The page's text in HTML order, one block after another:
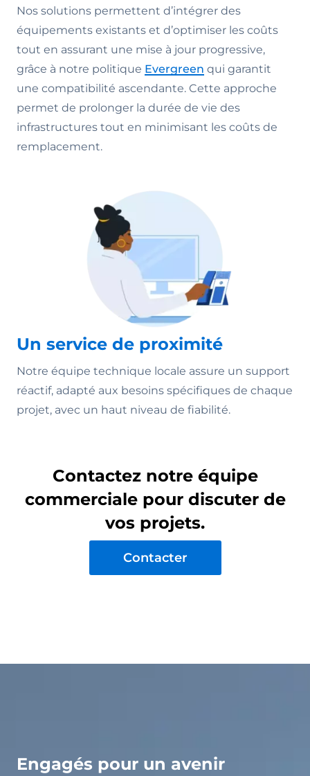
Nos solutions permettent d’intégrer des
équipements existants et d’optimiser les coûts
tout en assurant une mise à jour progressive,
grâce à notre politique Evergreen qui garantit
une compatibilité ascendante. Cette approche
permet de prolonger la durée de vie des
infrastructures tout en minimisant les coûts de
remplacement.
Un service de proximité
Notre équipe technique locale assure un support
réactif, adapté aux besoins spécifiques de chaque
projet, avec un haut niveau de fiabilité.
Contactez notre équipe
commerciale pour discuter de
vos projets.
Contacter
Engagés pour un avenir